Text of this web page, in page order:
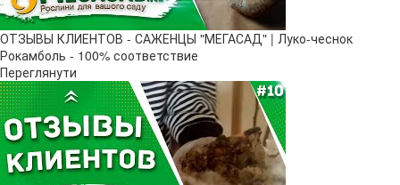
ОТЗЫВЫ КЛИЕНТОВ - САЖЕНЦЫ "МЕГАСАД" | Луко-чеснок
Рокамболь - 100% соответствие
Переглянути